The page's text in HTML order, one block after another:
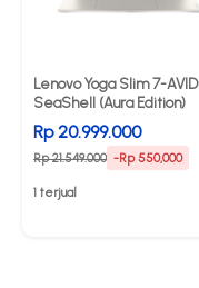
Lenovo Yoga Slim 7-AVID
SeaShell (Aura Edition)
Rp 20.999.000
Rp 21.549.000 -Rp 550,000
1 terjual